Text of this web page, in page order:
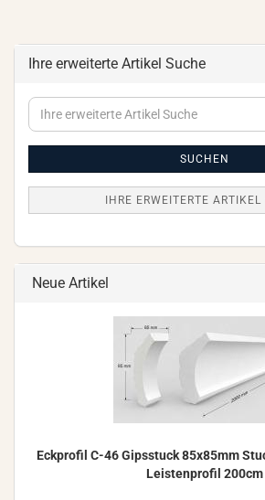
Ihre erweiterte Artikel Suche
Ihre
erweiterte
SUCHEN
IHRE ERWEITERTE
Neue Artikel
Eck­pro­fil C-46 Gips­stuck 85x85mm
Leis­ten­pro­fil 200cm